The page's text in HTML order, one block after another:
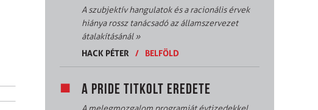
A szubjektív hangulatok és a racionális érvek
hiánya rossz tanácsadó az államszervezet
átalakításánál»
HACK PÉTER
/ BELFÖLD
A PRIDE TITKOLT EREDETE